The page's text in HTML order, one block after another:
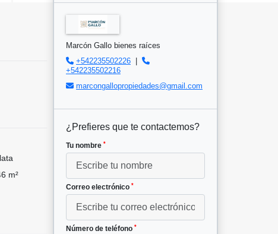
m²
Marcón Gallo bienes raíces
+542235502226
+542235502216
marcongallopropiedades@gmail.com
¿Prefieres que te contactemos?
Tu nombre *
Correo electrónico *
Número de teléfono *